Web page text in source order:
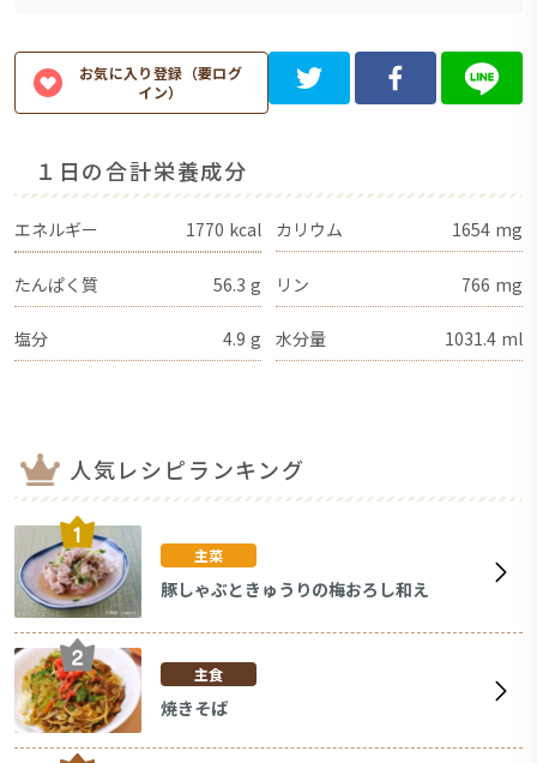
お気に入り登録（要ログ
イン）
１日の合計栄養成分
エネルギー 1770 kcal カリウム 1654 mg
たんぱく質 56.3 g リン 766 mg
塩分 4.9 g 水分量 1031.4 ml
人気レシピランキング
主菜
豚しゃぶときゅうりの梅おろし和え
主食
焼きそば